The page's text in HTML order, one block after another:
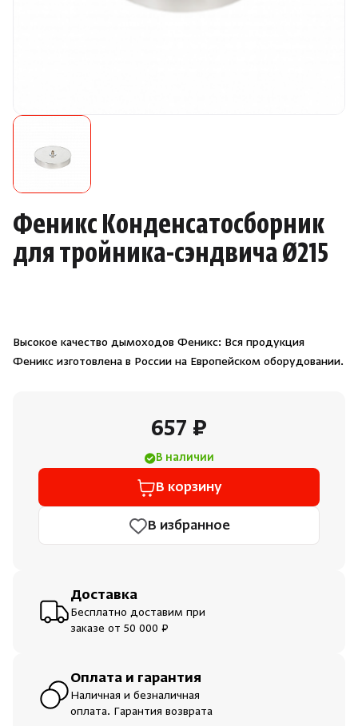
Запчасти
Отопление
Для хаммама
Лёдогенераторы
Краны
Феникс Конденсатосборник
для тройника-сэндвича Ø215
Высокое качество дымоходов Феникс: Вся продукция
Феникс изготовлена в России на Европейском оборудовании.
657 ₽
В наличии
В корзину
В избранное
Доставка
Бесплатно доставим при
заказе от 50 000 ₽
Оплата и гарантия
Наличная и безналичная
оплата. Гарантия возврата